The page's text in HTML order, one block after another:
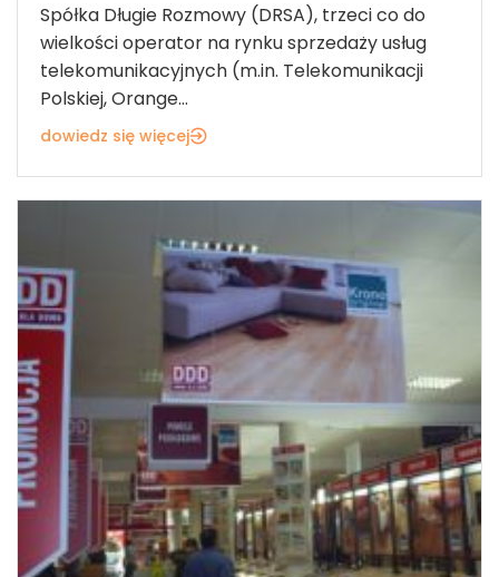
Spółka Długie Rozmowy (DRSA), trzeci co do
wielkości operator na rynku sprzedaży usług
telekomunikacyjnych (m.in. Telekomunikacji
Polskiej, Orange...
dowiedz się więcej